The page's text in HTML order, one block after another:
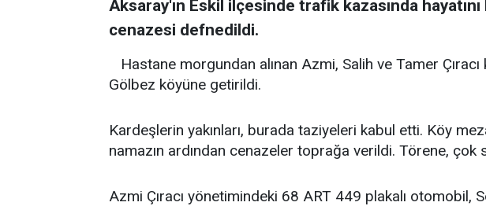
Aksaray'ın Eskil ilçesinde trafik kazasında
cenazesi defnedildi.
Hastane morgundan alınan Azmi, Salih ve Tamer
Gölbez köyüne getirildi.
Kardeşlerin yakınları, burada taziyeleri kabul etti. Köy
namazın ardından cenazeler toprağa verildi. Törene, çok
Azmi Çıracı yönetimindeki 68 ART 449 plakalı otomobil,